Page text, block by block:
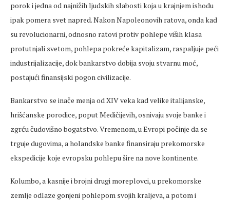
porok i jedna od najnižih ljudskih slabosti koja u krajnjem ishodu
ipak pomera svet napred. Nakon Napoleonovih ratova, onda kad
su revolucionarni, odnosno ratovi protiv pohlepe viših klasa
protutnjali svetom, pohlepa pokreće kapitalizam, raspaljuje peći
industrijalizacije, dok bankarstvo dobija svoju stvarnu moć,
postajući finansijski pogon civilizacije.
Bankarstvo se inače menja od XIV veka kad velike italijanske,
hrišćanske porodice, poput Medičijevih, osnivaju svoje banke i
zgrću čudovišno bogatstvo. Vremenom, u Evropi počinje da se
trguje dugovima, a holandske banke finansiraju prekomorske
ekspedicije koje evropsku pohlepu šire na nove kontinente.
Kolumbo, a kasnije i brojni drugi moreplovci, u prekomorske
zemlje odlaze gonjeni pohlepom svojih kraljeva, a potom i